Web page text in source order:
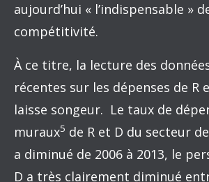
aujourd’hui « l’indispensable »
compétitivité.
À ce titre, la lecture des
récentes sur les dépenses de R
laisse songeur. Le taux de
muraux5 de R et D du secteur
a diminué de 2006 à 2013, le
D a très clairement diminué